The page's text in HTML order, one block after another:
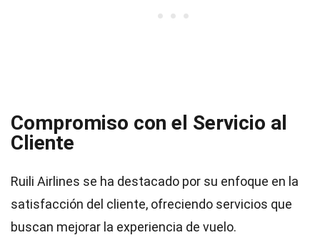
Compromiso con el Servicio al
Cliente
Ruili Airlines se ha destacado por su enfoque en la
satisfacción del cliente, ofreciendo servicios que
buscan mejorar la experiencia de vuelo.